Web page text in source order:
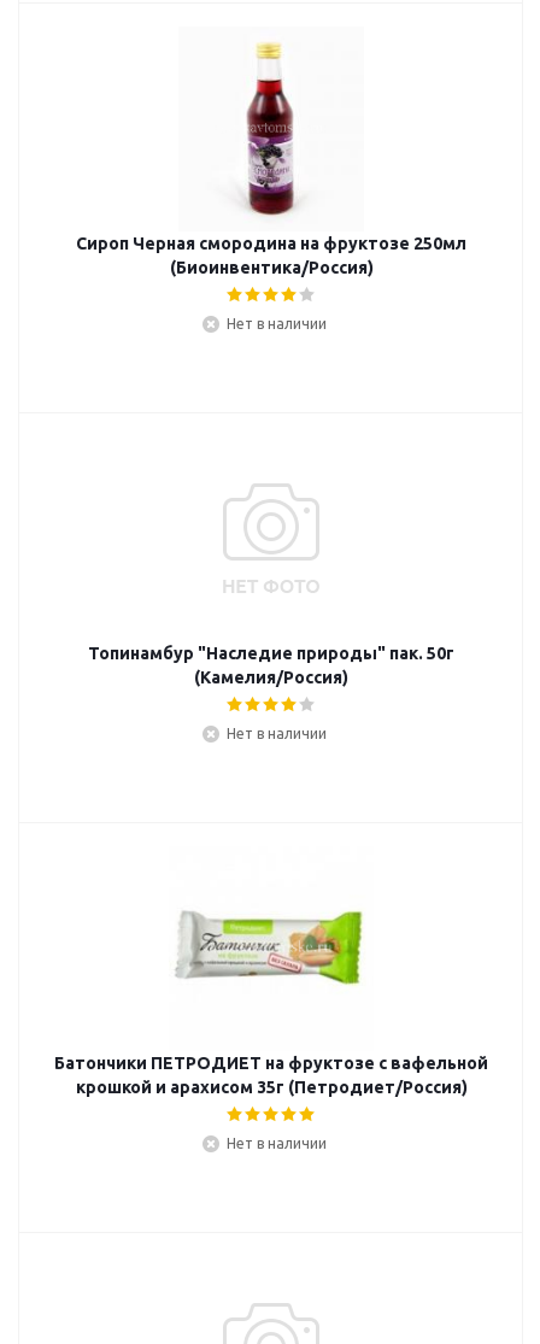
Сироп Черная смородина на фруктозе 250мл
(Биоинвентика/Россия)
Нет в наличии
Топинамбур "Наследие природы" пак. 50г
(Камелия/Россия)
Нет в наличии
Батончики ПЕТРОДИЕТ на фруктозе с вафельной
крошкой и арахисом 35г (Петродиет/Россия)
Нет в наличии